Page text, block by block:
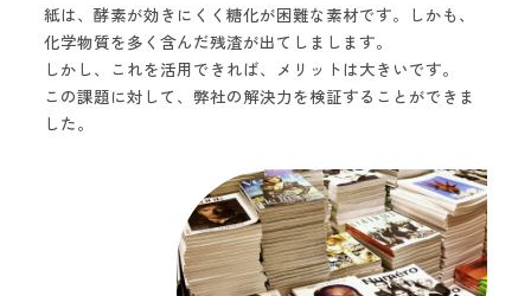
紙は、酵素が効きにくく糖化が困難な素材です。しかも、
化学物質を多く含んだ残渣が出てしまします。
しかし、これを活用できれば、メリットは大きいです。
この課題に対して、弊社の解決力を検証することができま
した。